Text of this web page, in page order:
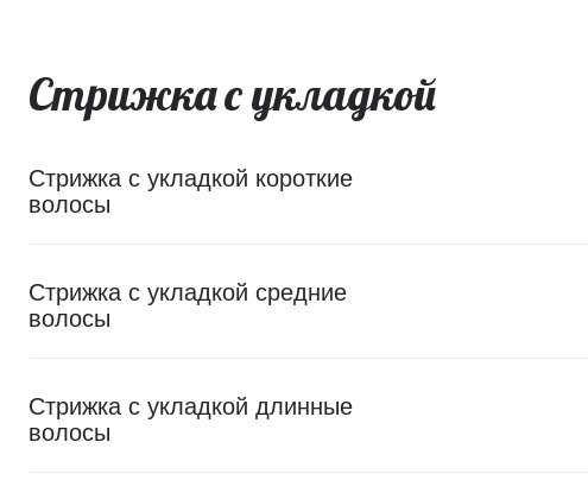
Стрижка с укладкой
Стрижка с укладкой короткие
волосы
Стрижка с укладкой средние
волосы
Стрижка с укладкой длинные
волосы